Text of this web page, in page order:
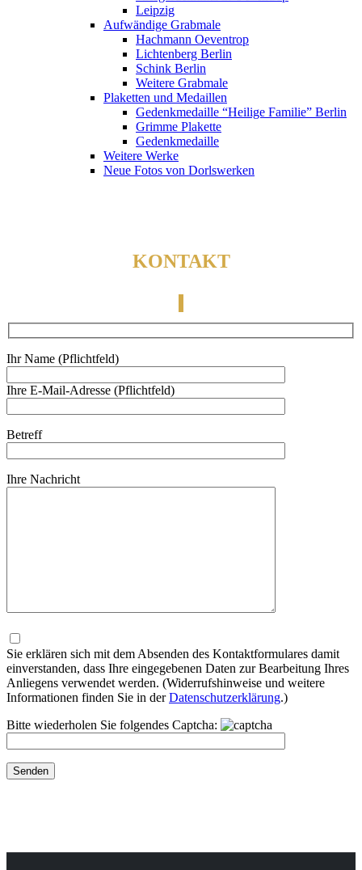
Leipzig
Aufwändige Grabmale
Hachmann Oeventrop
Lichtenberg Berlin
Schink Berlin
Weitere Grabmale
Plaketten und Medaillen
Gedenkmedaille “Heilige Familie” Berlin
Grimme Plakette
Gedenkmedaille
Weitere Werke
Neue Fotos von Dorlswerken
KONTAKT
Ihr Name (Pflichtfeld)
Ihre E-Mail-Adresse (Pflichtfeld)
Betreff
Ihre Nachricht
lasse
dieses
Feld
leer.
Sie erklären sich mit dem Absenden des Kontaktformulares damit
einverstanden, dass Ihre eingegebenen Daten zur Bearbeitung Ihres
Anliegens verwendet werden. (Widerrufshinweise und weitere
Informationen finden Sie in derDatenschutzerklärung.)
Bitte wiederholen Sie folgendes Captcha: